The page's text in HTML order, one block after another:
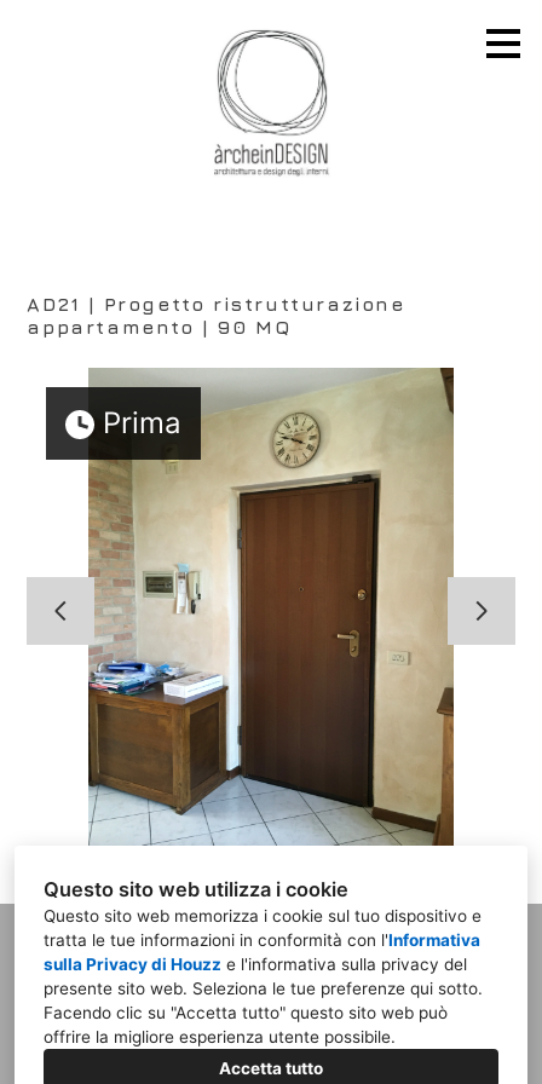
Questo sito web utilizza i cookie
Questo sito web memorizza i cookie sul tuo dispositivo e
tratta le tue informazioni in conformità con l'Informativa
sulla Privacy di Houzz e l'informativa sulla privacy del
presente sito web. Seleziona le tue preferenze qui sotto.
Facendo clic su "Accetta tutto" questo sito web può
offrire la migliore esperienza utente possibile.
Accetta tutto
VISIONE
STUDIO
PROGETTI
BLOG
IL PRIMO PASSO
AD21 | Progetto ristrutturazione
appartamento | 90 MQ
Prima
Arch. Amante & Designer Perico
Via Nazionale 31, 24069 Trescore Balneario
BG